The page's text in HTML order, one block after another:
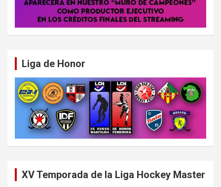
Liga de Honor
XV Temporada de la Liga Hockey Master